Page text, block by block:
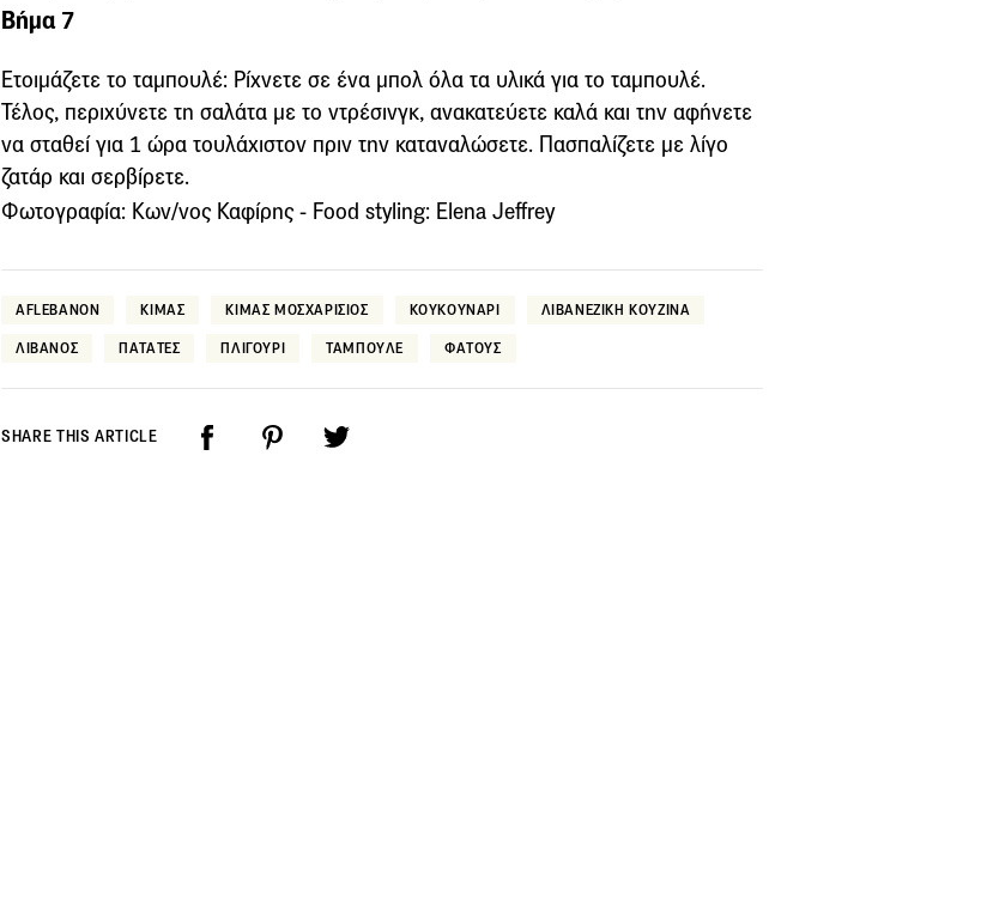
Βήμα 7
Ετοιμάζετε το ταμπουλέ: Ρίχνετε σε ένα μπολ όλα τα υλικά για το ταμπουλέ.
Τέλος, περιχύνετε τη σαλάτα με το ντρέσινγκ, ανακατεύετε καλά και την αφήνετε
να σταθεί για 1 ώρα τουλάχιστον πριν την καταναλώσετε. Πασπαλίζετε με λίγο
ζατάρ και σερβίρετε.
Φωτογραφία: Κων/νος Καφίρης - Food styling: Elena Jeffrey
AFLEBANON ΚΙΜΑΣ ΚΙΜΑΣ ΜΟΣΧΑΡΙΣΙΟΣ ΚΟΥΚΟΥΝΑΡΙ ΛΙΒΑΝΕΖΙΚΗ ΚΟΥΖΙΝΑ
ΛΙΒΑΝΟΣ ΠΑΤΑΤΕΣ ΠΛΙΓΟΥΡΙ ΤΑΜΠΟΥΛΕ ΦΑΤΟΥΣ
SHARE THIS ARTICLE